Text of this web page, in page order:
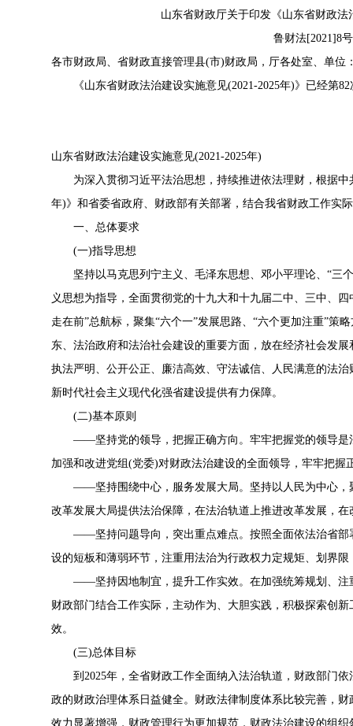
山东省财政厅关于印发《山东省财政法
鲁财法
各市财政局、省财政直接管理县(市)财政局，厅各处室、单位
《山东省财政法治建设实施意见(2021-2025年)》已经第
山东省财政法治建设实施意见(2021-2025年)
为深入贯彻习近平法治思想，持续推进依法理财，根据中
年)》和省委省政府、财政部有关部署，结合我省财政工作实
一、总体要求
(一)指导思想
坚持以马克思列宁主义、毛泽东思想、邓小平理论、“三
义思想为指导，全面贯彻党的十九大和十九届二中、三中、
走在前”总航标，聚集“六个一”发展思路、“六个更加注重”策
东、法治政府和法治社会建设的重要方面，放在经济社会发
执法严明、公开公正、廉洁高效、守法诚信、人民满意的法
新时代社会主义现代化强省建设提供有力保障。
(二)基本原则
——坚持党的领导，把握正确方向。牢牢把握党的领导是
加强和改进党组(党委)对财政法治建设的全面领导，牢牢把
——坚持围绕中心，服务发展大局。坚持以人民为中心，
改革发展大局提供法治保障，在法治轨道上推进改革发展，
——坚持问题导向，突出重点难点。按照全面依法治省部
设的短板和薄弱环节，注重用法治为行政权力定规矩、划界
——坚持因地制宜，提升工作实效。在加强统筹规划、注
财政部门结合工作实际，主动作为、大胆实践，积极探索创
效。
(三)总体目标
到2025年，全省财政工作全面纳入法治轨道，财政部门依
政的财政治理体系日益健全。财政法律制度体系比较完善，
效力显著增强，财政管理行为更加规范，财政法治建设的组